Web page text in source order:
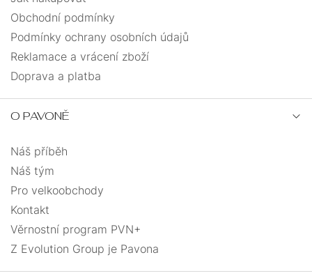
Obchodní podmínky
Podmínky ochrany osobních údajů
Reklamace a vrácení zboží
Doprava a platba
O PAVONĚ
Náš příběh
Náš tým
Pro velkoobchody
Kontakt
Věrnostní program PVN+
Z Evolution Group je Pavona